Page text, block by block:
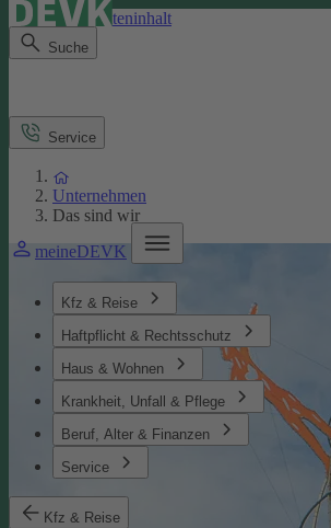
Direkt zum Seiteninhalt
Suche
meineDEVK
Kfz & Reise
Haftpflicht & Rechtsschutz
Haus & Wohnen
Krankheit, Unfall & Pflege
Beruf, Alter & Finanzen
Service
Kfz & Reise
Service
Unternehmen
Das sind wir